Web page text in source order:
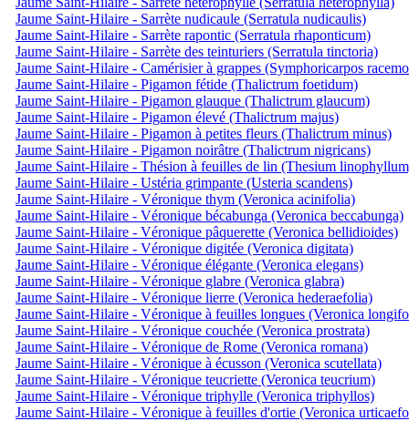
Jaume Saint-Hilaire - Sarrète nudicaule (Serratula nudicaulis)
Jaume Saint-Hilaire - Sarrète rapontic (Serratula rhaponticum)
Jaume Saint-Hilaire - Sarrète des teinturiers (Serratula tinctoria)
Jaume Saint-Hilaire - Camérisier à grappes (Symphoricarpos
Jaume Saint-Hilaire - Pigamon fétide (Thalictrum foetidum)
Jaume Saint-Hilaire - Pigamon glauque (Thalictrum glaucum)
Jaume Saint-Hilaire - Pigamon élevé (Thalictrum majus)
Jaume Saint-Hilaire - Pigamon à petites fleurs (Thalictrum minus)
Jaume Saint-Hilaire - Pigamon noirâtre (Thalictrum nigricans)
Jaume Saint-Hilaire - Thésion à feuilles de lin (Thesium
Jaume Saint-Hilaire - Ustéria grimpante (Usteria scandens)
Jaume Saint-Hilaire - Véronique thym (Veronica acinifolia)
Jaume Saint-Hilaire - Véronique bécabunga (Veronica beccabunga)
Jaume Saint-Hilaire - Véronique pâquerette (Veronica bellidioides)
Jaume Saint-Hilaire - Véronique digitée (Veronica digitata)
Jaume Saint-Hilaire - Véronique élégante (Veronica elegans)
Jaume Saint-Hilaire - Véronique glabre (Veronica glabra)
Jaume Saint-Hilaire - Véronique lierre (Veronica hederaefolia)
Jaume Saint-Hilaire - Véronique à feuilles longues (Veronica
Jaume Saint-Hilaire - Véronique couchée (Veronica prostrata)
Jaume Saint-Hilaire - Véronique de Rome (Veronica romana)
Jaume Saint-Hilaire - Véronique à écusson (Veronica scutellata)
Jaume Saint-Hilaire - Véronique teucriette (Veronica teucrium)
Jaume Saint-Hilaire - Véronique triphylle (Veronica triphyllos)
Jaume Saint-Hilaire - Véronique à feuilles d'ortie (Veronica